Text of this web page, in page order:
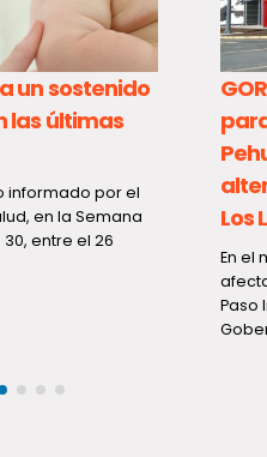
un sostenido
las últimas
informado por el
en la Semana
entre el 26
Los
En el
Paso